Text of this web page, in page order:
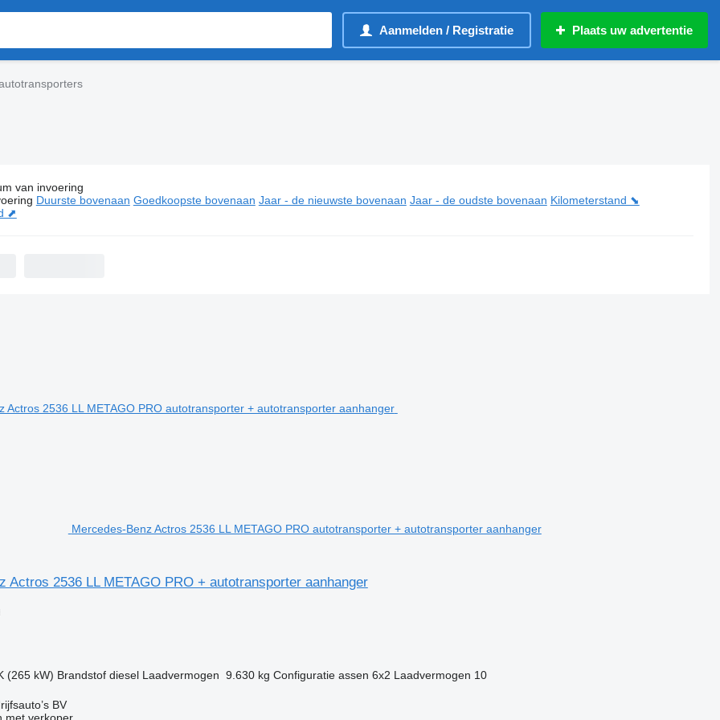
Aanmelden / Registratie Plaats uw advertentie
Mercedes-Benz autotransporters
van invoering
Duurste bovenaan Goedkoopste bovenaan Jaar - de nieuwste bovenaan Jaar - de oudste bovenaan Kilometerstand ⬊
⬈
Mercedes-Benz Actros 2536 LL METAGO PRO autotransporter + autotransporter aanhanger
Actros 2536 LL METAGO PRO + autotransporter aanhanger
(265 kW) Brandstof diesel Laadvermogen 9.630 kg Configuratie assen 6x2 Laadvermogen 10
BV